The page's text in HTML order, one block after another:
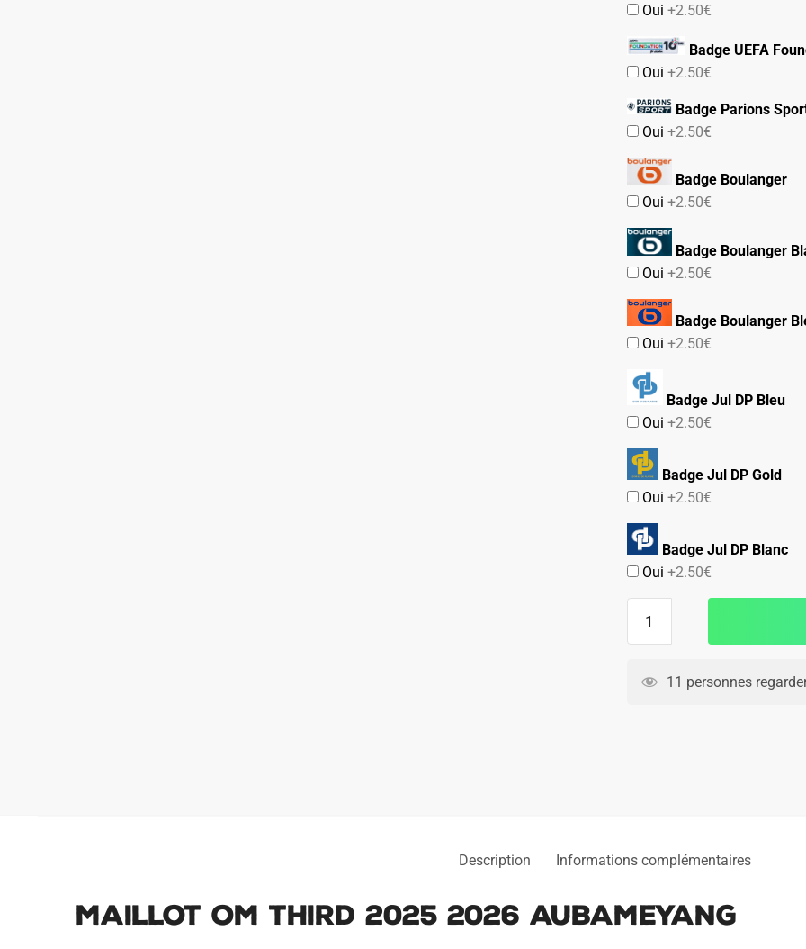
Oui+2.50€
Badge UEFA
Oui+2.50€
Badge Parions
Oui+2.50€
Badge Boulanger
Oui+2.50€
Badge Boulanger
Oui+2.50€
Badge Boulanger
Oui+2.50€
Badge Jul DP Bleu
Oui+2.50€
Badge Jul DP Gold
Oui+2.50€
Badge Jul DP Blanc
Oui+2.50€
OM
11 personnes
Description Informations complémentaires
Maillot OM Third 2025 2026 Aubameyang